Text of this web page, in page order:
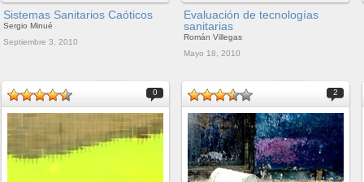
Sistemas Sanitarios Caóticos
Sergio Minué
Septiembre 3, 2010
Evaluación de tecnologías
sanitarias
Román Villegas
Mayo 18, 2010
0 2